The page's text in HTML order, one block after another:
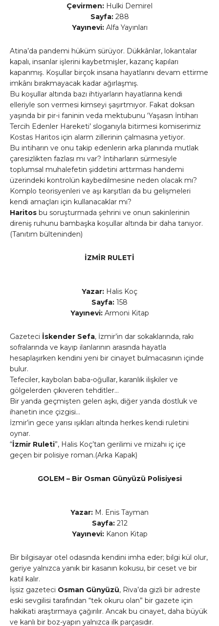
Çevirmen: Hulki Demirel
Sayfa:288
Yayınevi:Alfa Yayınları
Atina’da pandemi hüküm sürüyor. Dükkânlar, lokantalar
kapalı, insanlar işlerini kaybetmişler, kazanç kapıları
kapanmış. Koşullar birçok insana hayatlarını devam ettirme
imkânı bırakmayacak kadar ağırlaşmış.
Bu koşullar altında bazı ihtiyarların hayatlarına kendi
elleriyle son vermesi kimseyi şaşırtmıyor. Fakat doksan
yaşında bir pir-i faninin veda mektubunu ‘Yaşasın İntiharı
Tercih Edenler Hareketi’ sloganıyla bitirmesi komiserimiz
Kostas Haritos için alarm zillerinin çalmasına yetiyor.
Bu intiharın ve onu takip edenlerin arka planında mutlak
çaresizlikten fazlası mı var? İntiharların sürmesiyle
toplumsal muhalefetin şiddetini arttırması handemi
üzerindeki kontrolün kaybedilmesine neden olacak mı?
Komplo teorisyenleri ve aşı karşıtları da bu gelişmeleri
kendi amaçları için kullanacaklar mı?
Haritos bu soruşturmada şehrini ve onun sakinlerinin
direniş ruhunu bambaşka koşullar altında bir daha tanıyor.
(Tanıtım bülteninden)
İZMİR RULETİ
Yazar: Halis Koç
Sayfa: 158
Yayınevi:Armoni Kitap
Gazeteci İskender Sefa, İzmir’in dar sokaklarında, rakı
sofralarında ve kayıp ilanlarının arasında hayatla
hesaplaşırken kendini yeni bir cinayet bulmacasının içinde
bulur.
Tefeciler, kaybolan baba-oğullar, karanlık ilişkiler ve
gölgelerden çıkıveren tehditler…
Bir yanda geçmişten gelen aşkı, diğer yanda dostluk ve
ihanetin ince çizgisi…
İzmir’in gece yarısı ışıkları altında herkes kendi ruletini
oynar.
“İzmir Ruleti”, Halis Koç’tan gerilimi ve mizahı iç içe
geçen bir polisiye roman.(Arka Kapak)
GOLEM – Bir Osman Günyüzü Polisiyesi
Yazar: M. Enis Tayman
Sayfa:212
Yayınevi:Kanon Kitap
Bir bilgisayar otel odasında kendini imha eder; bilgi kül olur,
geriye yalnızca yanık bir kasanın kokusu, bir ceset ve bir
katil kalır.
İşsiz gazeteci Osman Günyüzü, Riva’da gizli bir adreste
eski sevgilisi tarafından “tek okuru olan” bir gazete için
hakikati araştırmaya çağırılır. Ancak bu cinayet, daha büyük
ve kanlı bir boz-yapın yalnızca ilk parçasıdır.